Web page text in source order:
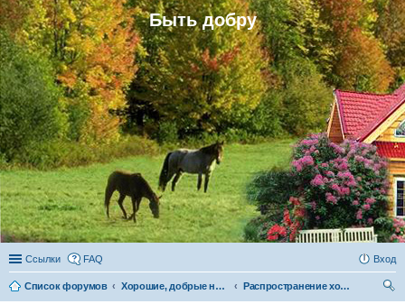
Быть добру
Ссылки FAQ Вход
Список форумов Хорошие, добрые новости и их распространение в обществе
Распространение хорошей и полезной информации в обществе. Деятельность со СМИ